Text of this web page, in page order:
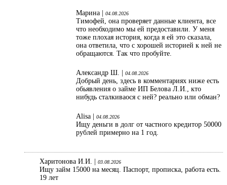
Марина | 04.08.2026
Тимофей, она проверяет данные клиента, все
что необходимо мы ей предоставили. У меня
тоже плохая история, когда я ей это сказала,
она ответила, что с хорошей историей к ней не
обращаются. Так что пробуйте.
Александр Ш. | 04.08.2026
Добрый день, здесь в комментариях ниже есть
обьявления о займе ИП Белова Л.И., кто
нибудь сталкиваося с ней? реально или обман?
Alisa | 04.08.2026
Ищу деньги в долг от частного кредитор 50000
рублей примерно на 1 год.
Харитонова И.И. | 03.08.2026
Ищу займ 15000 на месяц. Паспорт, прописка, работа есть.
19 лет